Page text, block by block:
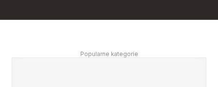
Popularne kategorie